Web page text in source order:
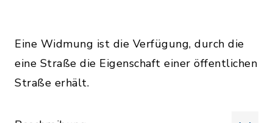
Eine Widmung ist die Verfügung, durch die
eine Straße die Eigenschaft einer öffentlichen
Straße erhält.